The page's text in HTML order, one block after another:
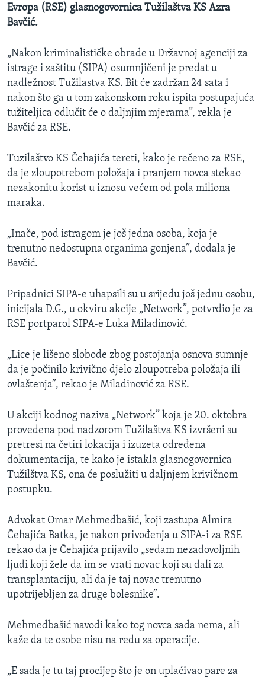
Jezici
Evropa (RSE) glasnogovornica Tužilaštva KS Azra
Bavčić.
„Nakon kriminalističke obrade u Državnoj agenciji za
istrage i zaštitu (SIPA) osumnjičeni je predat u
nadležnost Tužilastva KS. Bit će zadržan 24 sata i
nakon što ga u tom zakonskom roku ispita postupajuća
tužiteljica odlučit će o daljnjim mjerama”, rekla je
Bavčić za RSE.
Tuzilaštvo KS Čehajića tereti, kako je rečeno za RSE,
da je zloupotrebom položaja i pranjem novca stekao
nezakonitu korist u iznosu većem od pola miliona
maraka.
„Inače, pod istragom je još jedna osoba, koja je
trenutno nedostupna organima gonjena”, dodala je
Bavčić.
Pripadnici SIPA-e uhapsili su u srijedu još jednu osobu,
inicijala D.G., u okviru akcije „Network”, potvrdio je za
RSE portparol SIPA-e Luka Miladinović.
„Lice je lišeno slobode zbog postojanja osnova sumnje
da je počinilo krivično djelo zloupotreba položaja ili
ovlaštenja”, rekao je Miladinović za RSE.
U akciji kodnog naziva „Network” koja je 20. oktobra
provedena pod nadzorom Tužilaštva KS izvršeni su
pretresi na četiri lokacija i izuzeta određena
dokumentacija, te kako je istakla glasnogovornica
Tužilštva KS, ona će poslužiti u daljnjem krivičnom
postupku.
Advokat Omar Mehmedbašić, koji zastupa Almira
Čehajića Batka, je nakon privođenja u SIPA-i za RSE
rekao da je Čehajića prijavilo „sedam nezadovoljnih
ljudi koji žele da im se vrati novac koji su dali za
transplantaciju, ali da je taj novac trenutno
upotrijebljen za druge bolesnike”.
Mehmedbašić navodi kako tog novca sada nema, ali
kaže da te osobe nisu na redu za operacije.
„E sada je tu taj procijep što je on uplaćivao pare za